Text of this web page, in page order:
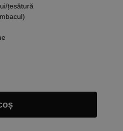
țesătură